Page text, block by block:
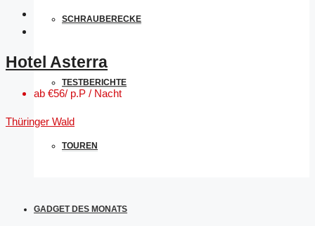
SCHRAUBERECKE
TESTBERICHTE
TOUREN
GADGET DES MONATS
Hotel Asterra
ab €56/ p.P / Nacht
Thüringer Wald